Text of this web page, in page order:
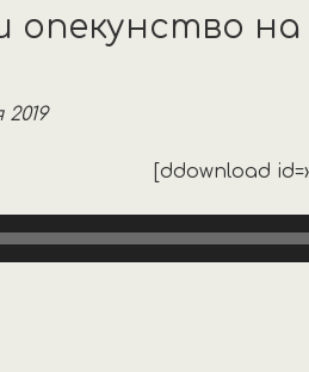
опекунство
[ddownload